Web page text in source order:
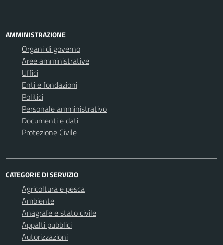
AMMINISTRAZIONE
Organi di governo
Aree amministrative
Uffici
Enti e fondazioni
Politici
Personale amministrativo
Documenti e dati
Protezione Civile
CATEGORIE DI SERVIZIO
Agricoltura e pesca
Ambiente
Anagrafe e stato civile
Appalti pubblici
Autorizzazioni